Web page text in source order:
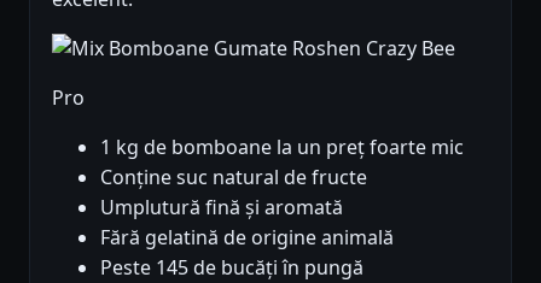
Pro
1 kg de bomboane la un preț foarte mic
Conține suc natural de fructe
Umplutură fină și aromată
Fără gelatină de origine animală
Peste 145 de bucăți în pungă